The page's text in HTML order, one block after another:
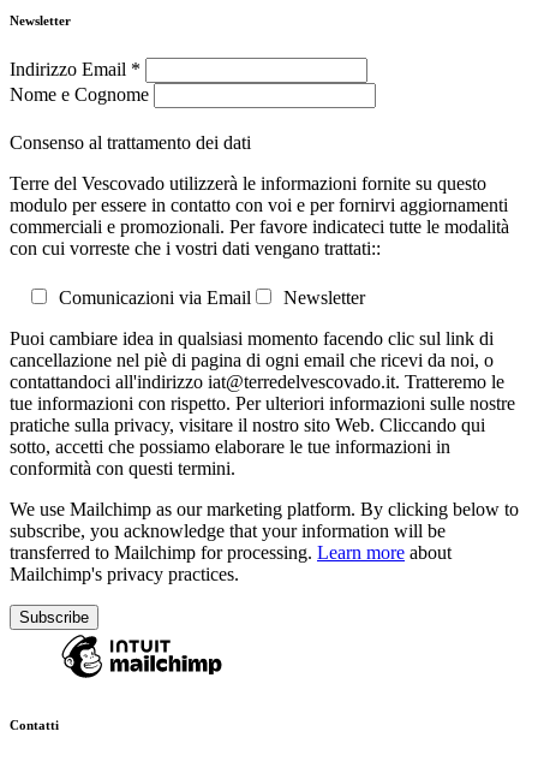
Newsletter
Indirizzo Email *
Nome e Cognome
Consenso al trattamento dei dati
Terre del Vescovado utilizzerà le informazioni fornite su questo
modulo per essere in contatto con voi e per fornirvi aggiornamenti
commerciali e promozionali. Per favore indicateci tutte le modalità
con cui vorreste che i vostri dati vengano trattati::
Comunicazioni via Email
Newsletter
Puoi cambiare idea in qualsiasi momento facendo clic sul link di
cancellazione nel piè di pagina di ogni email che ricevi da noi, o
contattandoci all'indirizzo iat@terredelvescovado.it. Tratteremo le
tue informazioni con rispetto. Per ulteriori informazioni sulle nostre
pratiche sulla privacy, visitare il nostro sito Web. Cliccando qui
sotto, accetti che possiamo elaborare le tue informazioni in
conformità con questi termini.
We use Mailchimp as our marketing platform. By clicking below to
subscribe, you acknowledge that your information will be
transferred to Mailchimp for processing. Learn more about
Mailchimp's privacy practices.
Contatti